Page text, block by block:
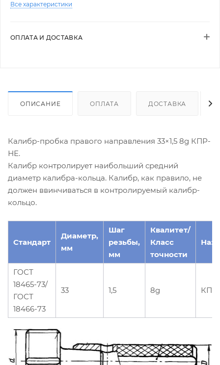
Все характеристики
ОПЛАТА И ДОСТАВКА
ОПИСАНИЕ ОПЛАТА ДОСТАВКА
Калибр-пробка правого направления 33×1,5 8g КПР-
НЕ.
Калибр контролирует наибольший средний
диаметр калибра-кольца. Калибр, как правило, не
должен ввинчиваться в контролируемый калибр-
кольцо.
Стандарт
Диаметр,
мм
Шаг
резьбы,
мм
Квалитет/
Класс
точности
ГОСТ
18465-73/
ГОСТ
18466-73
33 1,5 8g